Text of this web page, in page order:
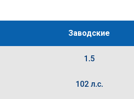
Заводские
1.5
102 л.с.